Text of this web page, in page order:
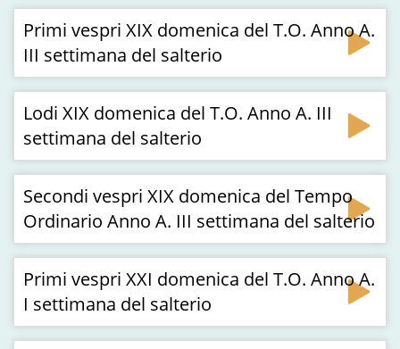
Primi vespri XIX domenica del T.O. Anno A.
III settimana del salterio
Lodi XIX domenica del T.O. Anno A. III
settimana del salterio
Secondi vespri XIX domenica del Tempo
Ordinario Anno A. III settimana del salterio
Primi vespri XXI domenica del T.O. Anno A.
I settimana del salterio